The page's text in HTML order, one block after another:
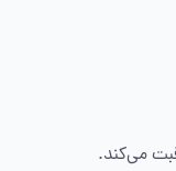
می‌کند.